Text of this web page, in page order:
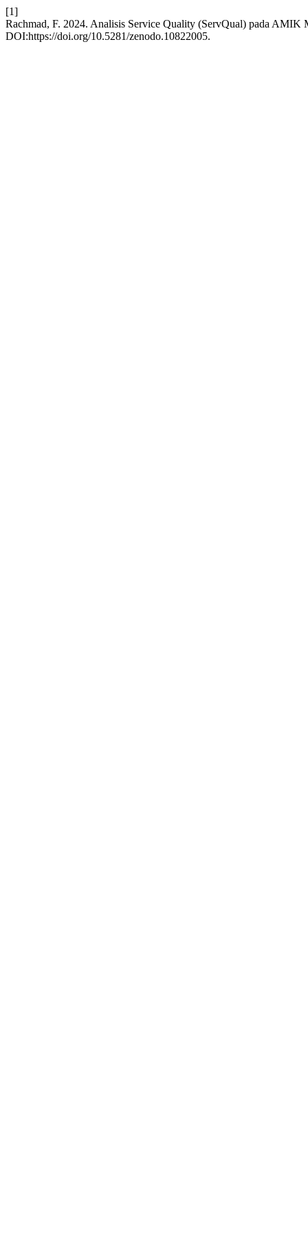
[1]
Rachmad, F. 2024. Analisis Service Quality (ServQual) pada AMIK
DOI:https://doi.org/10.5281/zenodo.10822005.